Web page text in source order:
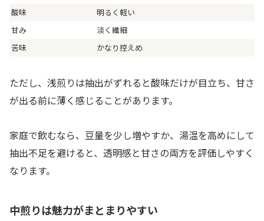
酸味
明るく軽い
甘み
淡く繊細
苦味
かなり控えめ
ただし、浅煎りは抽出がずれると酸味だけが目立ち、甘さ
が出る前に薄く感じることがあります。
家庭で飲むなら、豆量を少し増やすか、湯温を高めにして
抽出不足を避けると、透明感と甘さの両方を評価しやすく
なります。
中煎りは魅力がまとまりやすい